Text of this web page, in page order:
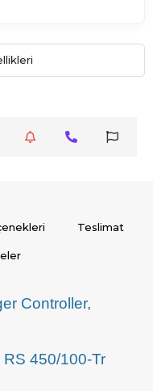
Teslimat
Controller,
450/100-Tr